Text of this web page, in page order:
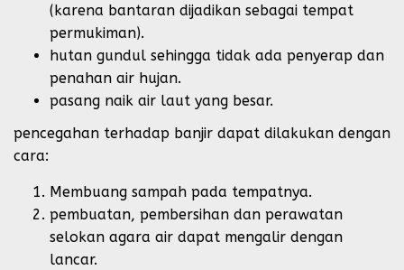
(karena bantaran dijadikan sebagai tempat
permukiman).
hutan gundul sehingga tidak ada penyerap dan
penahan air hujan.
pasang naik air laut yang besar.
pencegahan terhadap banjir dapat dilakukan dengan
cara:
Membuang sampah pada tempatnya.
pembuatan, pembersihan dan perawatan
selokan agara air dapat mengalir dengan
lancar.